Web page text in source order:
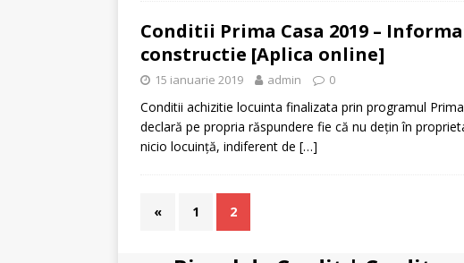
Conditii Prima Casa 2019 –
constructie [Aplica online]
15 ianuarie 2019 admin 0
Conditii achizitie locuinta finalizata prin programul
declară pe propria răspundere fie că nu deţin în
nicio locuinţă, indiferent de […]
« 1 2